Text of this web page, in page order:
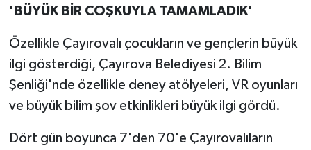
'BÜYÜK BİR COŞKUYLA TAMAMLADIK'
Özellikle Çayırovalı çocukların ve gençlerin büyük
ilgi gösterdiği, Çayırova Belediyesi 2. Bilim
Şenliği'nde özellikle deney atölyeleri, VR oyunları
ve büyük bilim şov etkinlikleri büyük ilgi gördü.
Dört gün boyunca 7'den 70'e Çayırovalıların